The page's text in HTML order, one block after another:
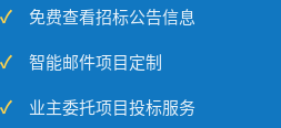
免费查看招标公告信息
智能邮件项目定制
业主委托项目投标服务